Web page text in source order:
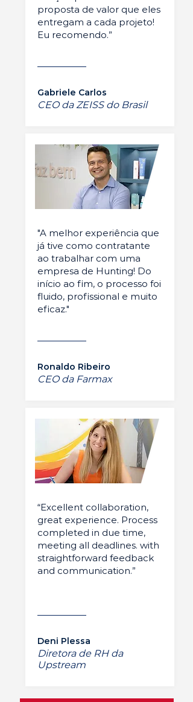
proposta de valor que eles
entregam a cada projeto!
Eu recomendo.”
Gabriele Carlos
CEO da ZEISS do Brasil
"A melhor experiência que
já tive como contratante
ao trabalhar com uma
empresa de Hunting! Do
início ao fim, o processo foi
fluido, profissional e muito
eficaz."
Ronaldo Ribeiro
CEO da Farmax
“Excellent collaboration,
great experience. Process
completed in due time,
meeting all deadlines. with
straightforward feedback
and communication.”
Deni Plessa
Diretora de RH da
Upstream